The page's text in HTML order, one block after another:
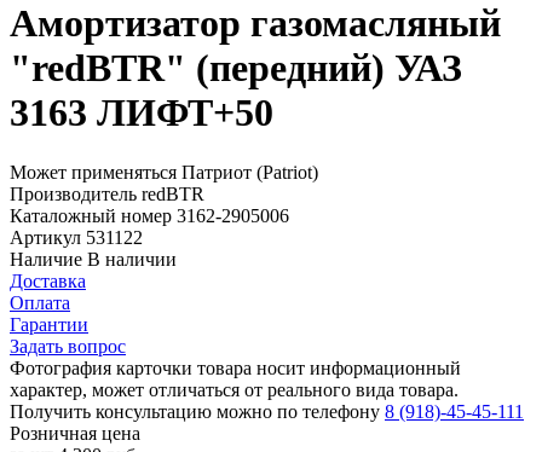
Амортизатор газомасляный
"redBTR" (передний) УАЗ
3163 ЛИФТ+50
Может применяться Патриот (Patriot)
Производитель redBTR
Каталожный номер 3162-2905006
Артикул 531122
Наличие В наличии
Доставка
Оплата
Гарантии
Задать вопрос
Фотография карточки товара носит информационный
характер, может отличаться от реального вида товара.
Получить консультацию можно по телефону 8 (918)-45-45-111
Розничная цена